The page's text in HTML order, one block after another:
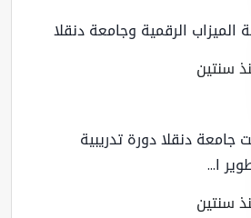
الرقمية وجامعة دنقلا
دورة تدريبية